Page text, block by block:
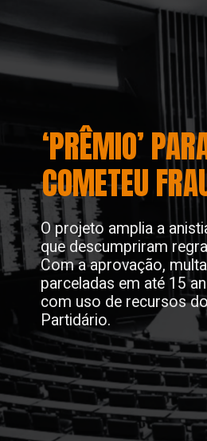
O projeto amplia a
que descumpriram
Com a aprovação,
parceladas em até 15
com uso de recursos
Partidário.
‘PRÊMIO’
COMETEU